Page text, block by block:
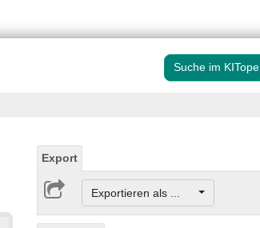
Suche im
Export
Exportieren als ...